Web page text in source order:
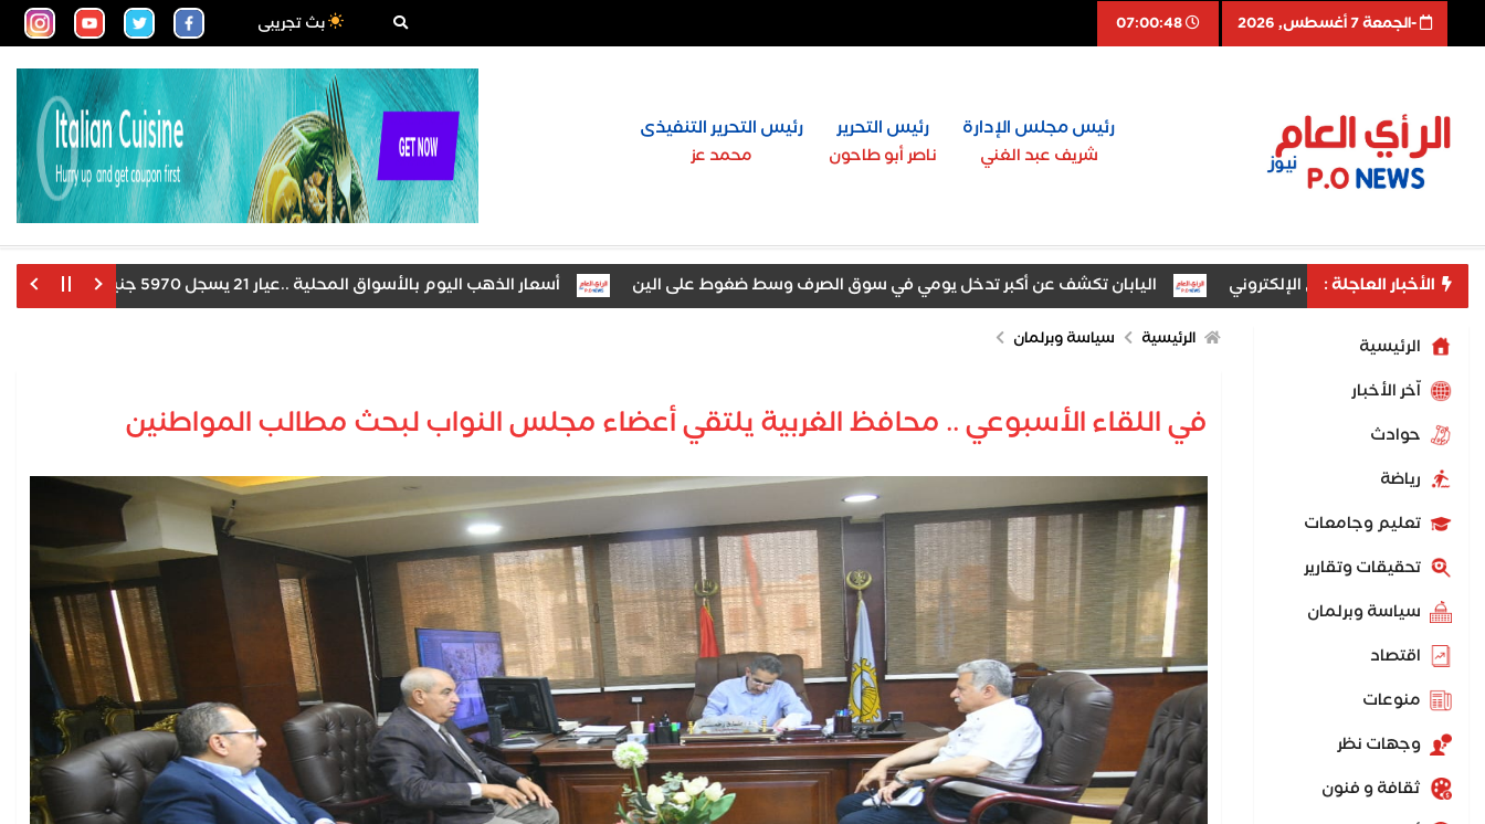
-الجمعة 7 أغسطس, 2026 07:00:49 بث تجريبى
رئيس مجلس الإدارة
شريف عبد الغني
رئيس التحرير
ناصر أبو طاحون
رئيس التحرير التنفيذى
محمد عز
الأخبار العاجلة : اليابان تكشف عن أكبر تدخل يومي في سوق الصرف وسط ضغوط على الين أسعار الذهب اليوم بالأسواق المحلية ..عيار 21 يسجل 5970 جنيها ترامب
الرئيسية
اّخر الأخبار
حوادث
رياضة
تعليم وجامعات
تحقيقات وتقارير
سياسة وبرلمان
اقتصاد
منوعات
وجهات نظر
ثقافة و فنون
الرئيسية سياسة وبرلمان
في اللقاء الأسبوعي .. محافظ الغربية يلتقي أعضاء مجلس النواب لبحث مطالب المواطنين